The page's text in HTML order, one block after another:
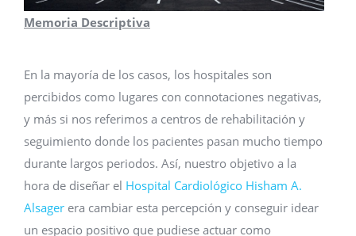
Memoria Descriptiva
En la mayoría de los casos, los hospitales son
percibidos como lugares con connotaciones negativas,
y más si nos referimos a centros de rehabilitación y
seguimiento donde los pacientes pasan mucho tiempo
durante largos periodos. Así, nuestro objetivo a la
hora de diseñar el Hospital Cardiológico Hisham A.
Alsager era cambiar esta percepción y conseguir idear
un espacio positivo que pudiese actuar como